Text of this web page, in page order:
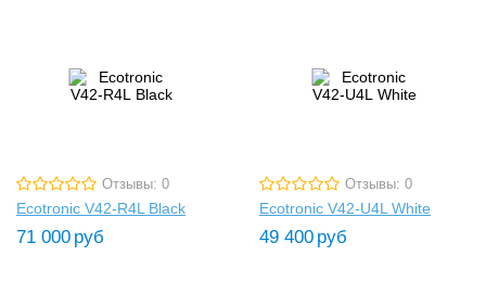
Отзывы: 0
Ecotronic V42-R4L Black
71 000 руб
Отзывы: 0
Ecotronic V42-U4L White
49 400 руб